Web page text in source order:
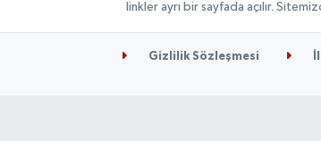
linkler ayrı bir sayfada açılır.
Gizlilik Sözleşmesi